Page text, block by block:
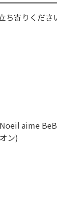
ち寄りくださ
aime
ン)